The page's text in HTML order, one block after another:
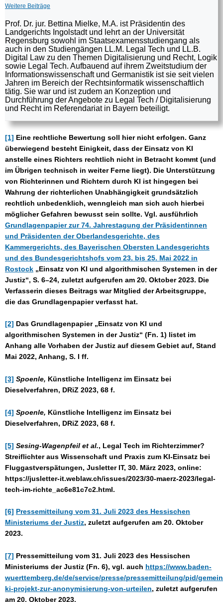
Weitere Beiträge
Prof. Dr. jur. Bettina Mielke, M.A. ist Präsidentin des
Landgerichts Ingolstadt und lehrt an der Universität
Regensburg sowohl im Staatsexamensstudiengang als
auch in den Studiengängen LL.M. Legal Tech und LL.B.
Digital Law zu den Themen Digitalisierung und Recht, Logik
sowie Legal Tech. Aufbauend auf ihrem Zweitstudium der
Informationswissenschaft und Germanistik ist sie seit vielen
Jahren im Bereich der Rechtsinformatik wissenschaftlich
tätig. Sie war und ist zudem an Konzeption und
Durchführung der Angebote zu Legal Tech / Digitalisierung
und Recht im Referendariat in Bayern beteiligt.
[1] Eine rechtliche Bewertung soll hier nicht erfolgen. Ganz
überwiegend besteht Einigkeit, dass der Einsatz von KI
anstelle eines Richters rechtlich nicht in Betracht kommt (und
im Übrigen technisch in weiter Ferne liegt). Die Unterstützung
von Richterinnen und Richtern durch KI ist hingegen bei
Wahrung der richterlichen Unabhängigkeit grundsätzlich
rechtlich unbedenklich, wenngleich man sich auch hierbei
möglicher Gefahren bewusst sein sollte. Vgl. ausführlich
Grundlagenpapier zur 74. Jahrestagung der Präsidentinnen
und Präsidenten der Oberlandesgerichte, des
Kammergerichts, des Bayerischen Obersten Landesgerichts
und des Bundesgerichtshofs vom 23. bis 25. Mai 2022 in
Rostock „Einsatz von KI und algorithmischen Systemen in der
Justiz“, S. 6–24, zuletzt aufgerufen am 20. Oktober 2023. Die
Verfasserin dieses Beitrags war Mitglied der Arbeitsgruppe,
die das Grundlagenpapier verfasst hat.
[2]
Das Grundlagenpapier „Einsatz von KI und
algorithmischen Systemen in der Justiz“ (Fn. 1) listet im
Anhang alle Vorhaben der Justiz auf diesem Gebiet auf, Stand
Mai 2022, Anhang, S. I ff.
[3] Spoenle, Künstliche Intelligenz im Einsatz bei
Dieselverfahren, DRiZ 2023, 68 f.
[4] Spoenle, Künstliche Intelligenz im Einsatz bei
Dieselverfahren, DRiZ 2023, 68 f.
[5] Sesing-Wagenpfeil et al., Legal Tech im Richterzimmer?
Streiflichter aus Wissenschaft und Praxis zum KI-Einsatz bei
Fluggastverspätungen, Jusletter IT, 30. März 2023, online:
https://jusletter-it.weblaw.ch/issues/2023/30-maerz-2023/legal-
tech-im-richte_ac6e81c7c2.html.
[6]
Pressemitteilung vom 31. Juli 2023 des Hessischen
Ministeriums der Justiz, zuletzt aufgerufen am 20. Oktober
2023.
[7]
Pressemitteilung vom 31. Juli 2023 des Hessischen
Ministeriums der Justiz (Fn. 6), vgl. auch https://www.baden-
wuerttemberg.de/de/service/presse/pressemitteilung/pid/
ki-projekt-zur-anonymisierung-von-urteilen, zuletzt aufgerufen
am 20. Oktober 2023.